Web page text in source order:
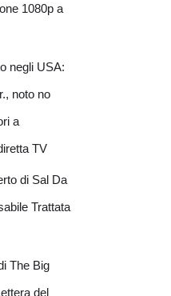
1080p a
negli USA:
noto no
a
TV
di Sal Da
Trattata
The Big
del